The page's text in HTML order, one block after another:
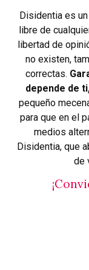
Disidentia es
libre de
libertad de
no existen,
correctas.
depende de
pequeño
para que en el
medios
Disidentia, que
de